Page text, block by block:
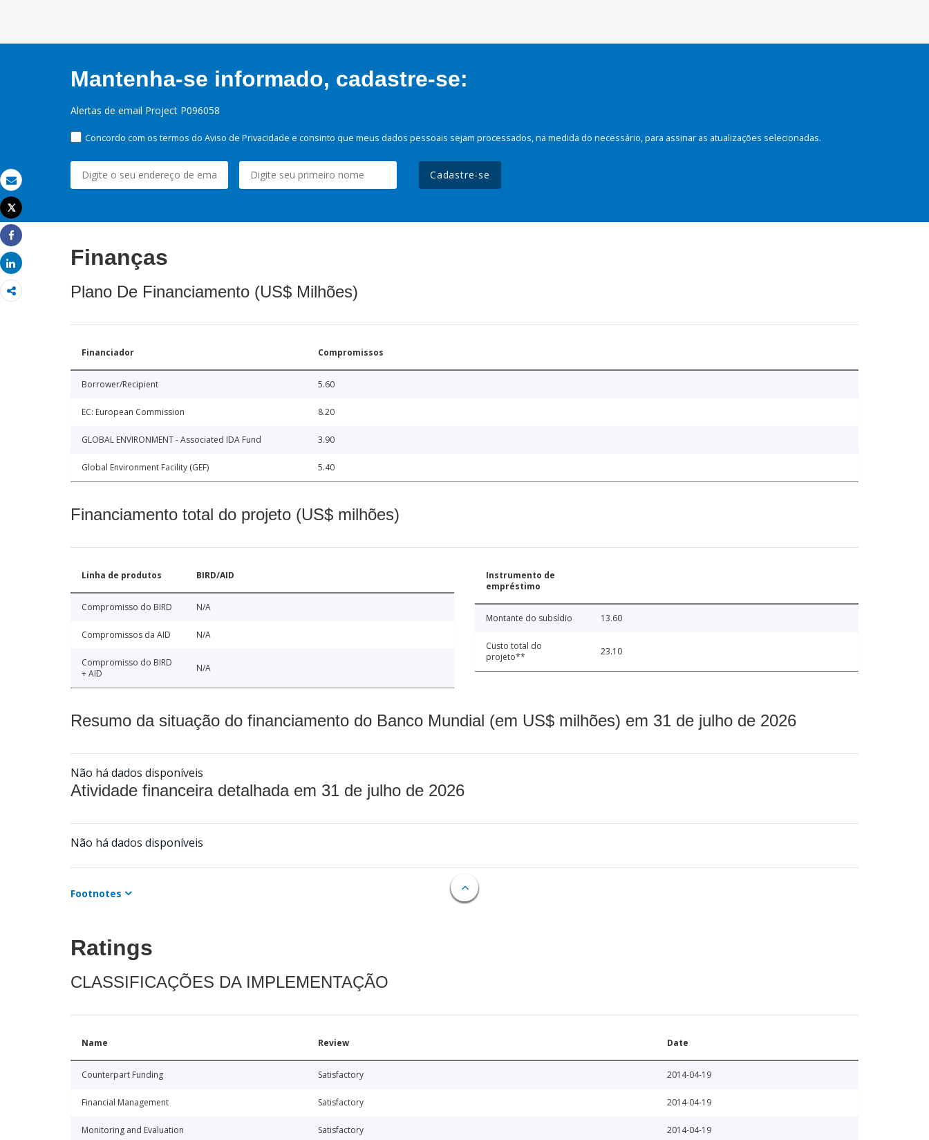
Email
Imprimir
Tweet
Share
Share
Mantenha-se informado, cadastre-se:
Alertas de email Project P096058
Concordo com os termos do Aviso de Privacidade e consinto que meus dados pessoais sejam processados, na medida do necessário, para assinar as atualizações selecionadas.
Cadastre-se
Finanças
Plano De Financiamento (US$ Milhões)
Financiador Compromissos
Borrower/Recipient 5.60
EC: European Commission 8.20
GLOBAL ENVIRONMENT - Associated IDA Fund 3.90
Global Environment Facility (GEF) 5.40
Financiamento total do projeto (US$ milhões)
Linha de produtos BIRD/AID
Compromisso do BIRD N/A
Compromissos da AID N/A
Compromisso do BIRD
+ AID
N/A
Instrumento de
empréstimo
Montante do subsídio 13.60
Custo total do
projeto**
23.10
Resumo da situação do financiamento do Banco Mundial (em US$ milhões) em 31 de julho de 2026
Não há dados disponíveis
Atividade financeira detalhada em 31 de julho de 2026
Não há dados disponíveis
Footnotes
Ratings
CLASSIFICAÇÕES DA IMPLEMENTAÇÃO
Name Review Date
Counterpart Funding Satisfactory 2014-04-19
Financial Management Satisfactory 2014-04-19
Monitoring and Evaluation Satisfactory 2014-04-19